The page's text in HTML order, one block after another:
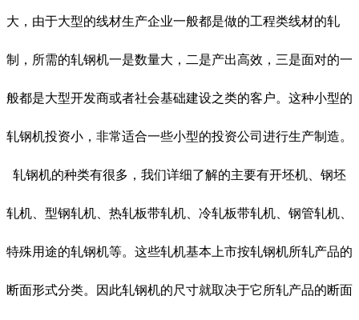
大，由于大型的线材生产企业一般都是做的工程类线材的轧
制，所需的轧钢机一是数量大，二是产出高效，三是面对的一
般都是大型开发商或者社会基础建设之类的客户。这种小型的
轧钢机投资小，非常适合一些小型的投资公司进行生产制造。
轧钢机的种类有很多，我们详细了解的主要有开坯机、钢坯
轧机、型钢轧机、热轧板带轧机、冷轧板带轧机、钢管轧机、
特殊用途的轧钢机等。这些轧机基本上市按轧钢机所轧产品的
断面形式分类。因此轧钢机的尺寸就取决于它所轧产品的断面